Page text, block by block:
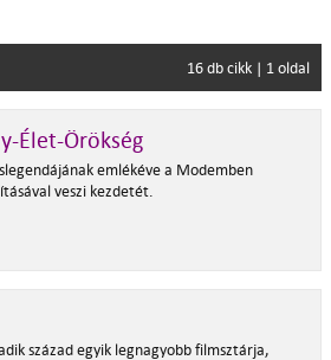
16 db cikk | 1 oldal
Élet-Örökség
emlékéve a Modemben
veszi kezdetét.
század egyik legnagyobb filmsztárja,